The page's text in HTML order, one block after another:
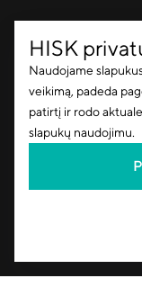
HISK
Naudojame
veikimą, padeda
patirtį ir rodo
slapukų naudojimu.
PASLAUGOS
Projektų valdymas
Projektavimas
Pervežimai
Laboratorija
Inertinės
Asfalbetonis